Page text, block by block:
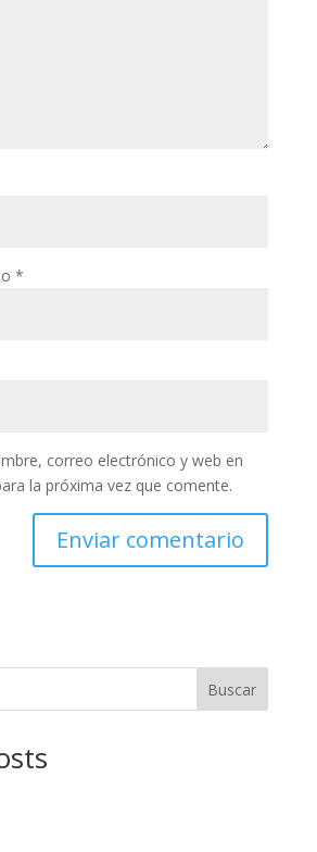
*
correo electrónico y web en
la próxima vez que comente.
Buscar